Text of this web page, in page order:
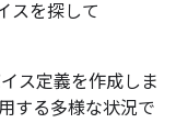
スを探して
ス定義を作成しま
する多様な状況で